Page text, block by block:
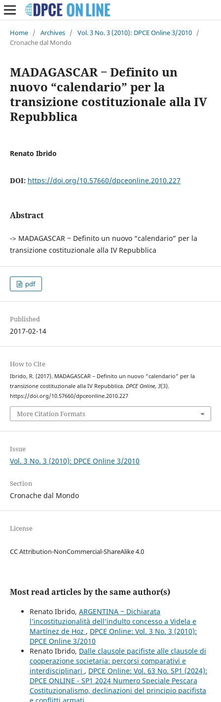
Home / Archives / Vol. 3 No. 3 (2010): DPCE Online 3/2010 /
Cronache dal Mondo
MADAGASCAR ‒ Definito un
nuovo “calendario” per la
transizione costituzionale alla IV
Repubblica
Renato Ibrido
DOI: https://doi.org/10.57660/dpceonline.2010.227
Abstract
-> MADAGASCAR ‒ Definito un nuovo “calendario” per la
transizione costituzionale alla IV Repubblica
pdf
Published
2017-02-14
How to Cite
Ibrido, R. (2017). MADAGASCAR ‒ Definito un nuovo “calendario” per la
transizione costituzionale alla IV Repubblica. DPCE Online, 3(3).
https://doi.org/10.57660/dpceonline.2010.227
More Citation Formats
Issue
Vol. 3 No. 3 (2010): DPCE Online 3/2010
Section
Cronache dal Mondo
License
CC Attribution-NonCommercial-ShareAlike 4.0
Most read articles by the same author(s)
Renato Ibrido, ARGENTINA ‒ Dichiarata
l’incostituzionalità dell’indulto concesso a Videla e
Martínez de Hoz , DPCE Online: Vol. 3 No. 3 (2010):
DPCE Online 3/2010
Renato Ibrido, Dalle clausole pacifiste alle clausole di
cooperazione societaria: percorsi comparativi e
interdisciplinari , DPCE Online: Vol. 63 No. SP1 (2024):
DPCE ONLINE - SP1 2024 Numero Speciale Pescara
Costituzionalismo, declinazioni del principio pacifista